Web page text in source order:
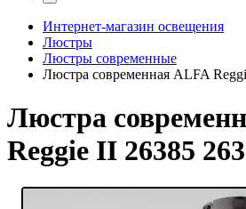
Интернет-магазин освещения
Люстры
Люстры современные
Люстра современная ALFA
Люстра
Reggie II 26385